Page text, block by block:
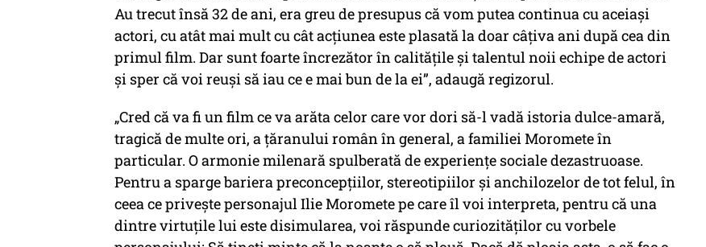
Au trecut însă 32 de ani, era greu de presupus că vom putea continua cu aceiași
actori, cu atât mai mult cu cât acțiunea este plasată la doar câțiva ani după cea din
primul film. Dar sunt foarte încrezător în calitățile și talentul noii echipe de actori
și sper că voi reuși să iau ce e mai bun de la ei”, adaugă regizorul.
„Cred că va fi un film ce va arăta celor care vor dori să-l vadă istoria dulce-amară,
tragică de multe ori, a țăranului român în general, a familiei Moromete în
particular. O armonie milenară spulberată de experiențe sociale dezastruoase.
Pentru a sparge bariera preconcepțiilor, stereotipiilor și anchilozelor de tot felul, în
ceea ce privește personajul Ilie Moromete pe care îl voi interpreta, pentru că una
dintre virtuțile lui este disimularea, voi răspunde curiozităților cu vorbele